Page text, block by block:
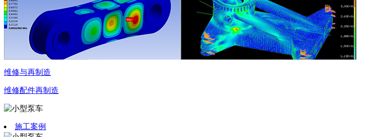
维修与再制造
维修配件再制造
施工案例
Copyright 2016-2019 慧盟重工 技术支持： 慧盟重工